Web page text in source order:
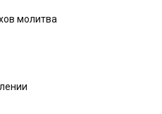
молитва